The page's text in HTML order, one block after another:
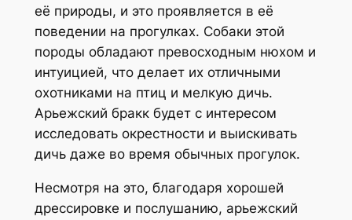
её природы, и это проявляется в её
поведении на прогулках. Собаки этой
породы обладают превосходным нюхом и
интуицией, что делает их отличными
охотниками на птиц и мелкую дичь.
Арьежский бракк будет с интересом
исследовать окрестности и выискивать
дичь даже во время обычных прогулок.
Несмотря на это, благодаря хорошей
дрессировке и послушанию, арьежский